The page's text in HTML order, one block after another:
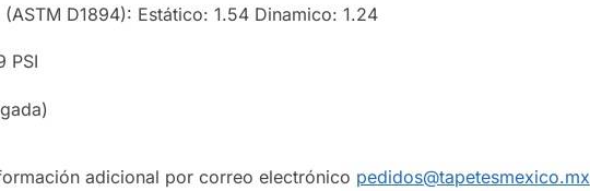
D1894): Estático: 1.54 Dinamico: 1.24
PSI
adicional por correo electrónico pedidos@tapetesmexico.mx